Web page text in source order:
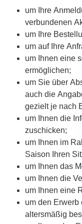
um Ihre
verbundenen
um Ihre
um auf Ihre
um Ihnen eine
ermöglichen;
um Sie über
auch die
gezielt je nach
um Ihnen die
zuschicken;
um Ihnen im
Saison Ihren
um Ihnen das
um Ihnen die
um Ihnen eine
um den
altersmäßig